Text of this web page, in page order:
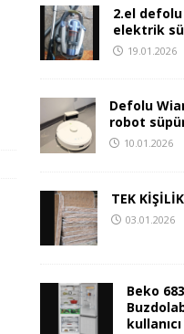
2.el
elektrik
19.01.2026
Defolu
robot
10.01.2026
TEK
03.01.2026
Beko